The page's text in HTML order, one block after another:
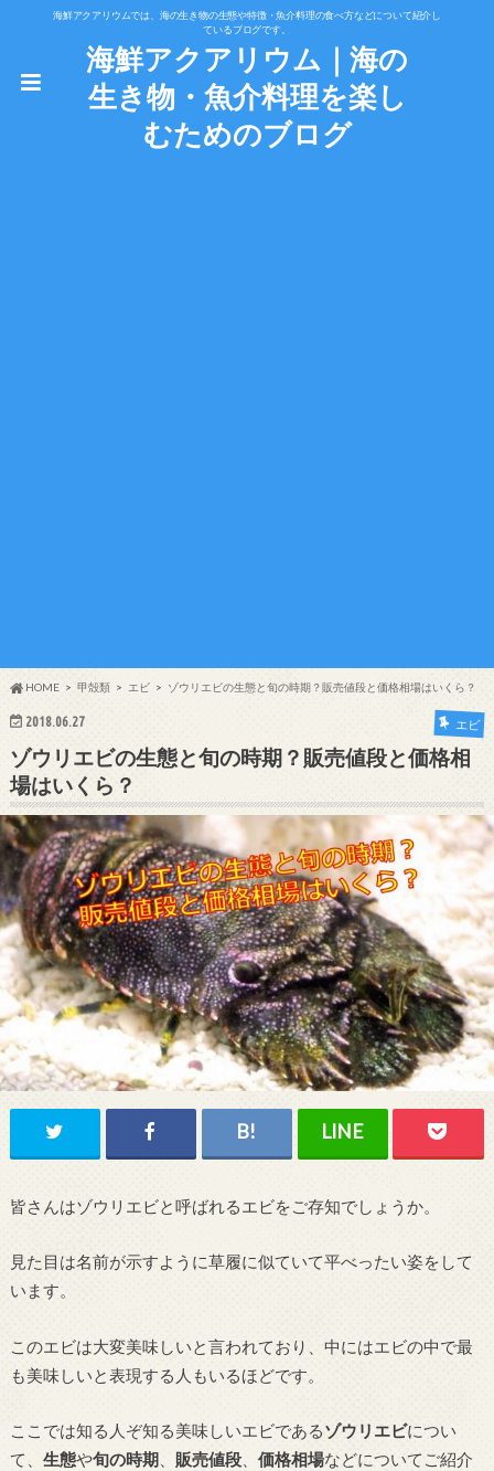
海鮮アクアリウムでは、海の生き物の生態や特徴・魚介料理の食べ方などについて紹介し
ているブログです。
海鮮アクアリウム｜海の
生き物・魚介料理を楽し
むためのブログ
HOME 甲殻類 エビ ゾウリエビの生態と旬の時期？販売値段と価格相場はいくら？
2018.06.27 エビ
ゾウリエビの生態と旬の時期？販売値段と価格相
場はいくら？
皆さんはゾウリエビと呼ばれるエビをご存知でしょうか。
見た目は名前が示すように草履に似ていて平べったい姿をして
います。
このエビは大変美味しいと言われており、中にはエビの中で最
も美味しいと表現する人もいるほどです。
ここでは知る人ぞ知る美味しいエビであるゾウリエビについ
て、 生態や旬の時期 販売値段、 価格相場などについてご紹介